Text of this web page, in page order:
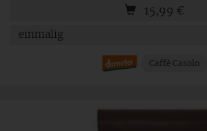
15,99 €
Caffè Casolo